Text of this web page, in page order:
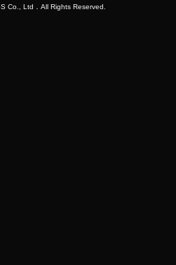
Co., Ltd．All Rights Reserved.